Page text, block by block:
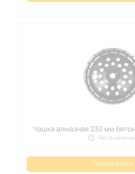
Чашка алмазная 230 мм бетон
Нет в
Подписаться